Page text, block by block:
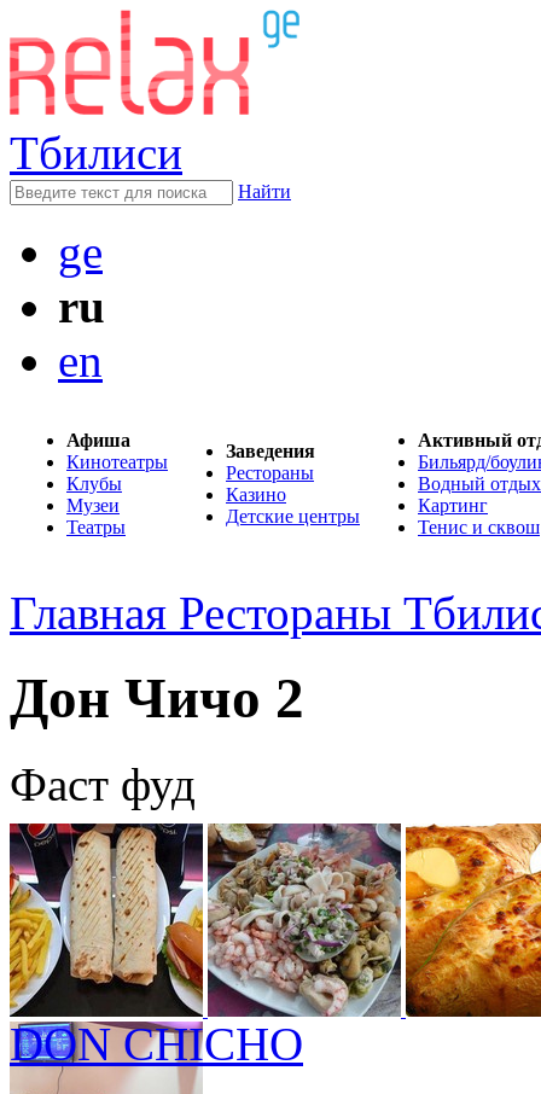
Тбилиси
Найти
ge
ru
en
Афиша
Кинотеатры
Клубы
Музеи
Театры
Заведения
Рестораны
Казино
Детские центры
Активный
Бильярд/
Водный отдых
Картинг
Тенис и сквош
Главная Рестораны
Дон Чичо 2
Фаст фуд
DON CHICHO